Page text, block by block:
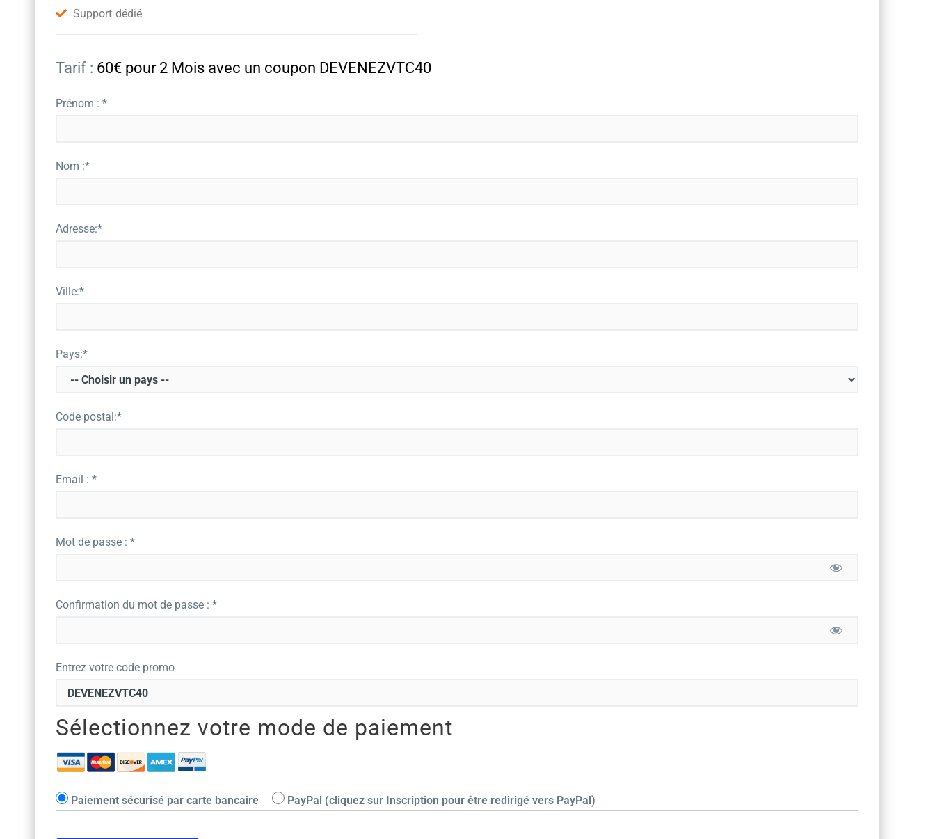
Support dédié
Tarif : 60€ pour 2 Mois avec un coupon DEVENEZVTC40
Prénom : *
Nom :*
Adresse:*
Ville:*
Pays:*
Code postal:*
Email : *
Mot de passe : *
Confirmation du mot de passe : *
Entrez votre code promo
Sélectionnez votre mode de paiement
Paiement sécurisé par carte bancaire PayPal (cliquez sur Inscription pour être redirigé vers PayPal)